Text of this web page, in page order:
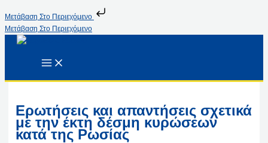
Μετάβαση Στο Περιεχόμενο
Μετάβαση Στο Περιεχόμενο
Ερωτήσεις και απαντήσεις σχετικά
με την έκτη δέσμη κυρώσεων
κατά της Ρωσίας